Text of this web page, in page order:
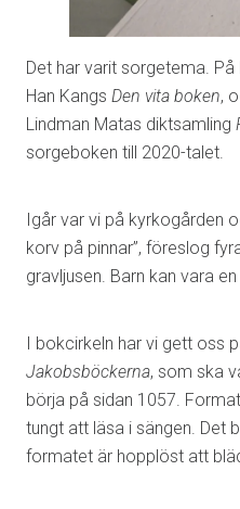
Det har varit sorgetema.
Han Kangs Den vita boken,
Lindman Matas diktsamling
sorgeboken till 2020-talet.
Igår var vi på kyrkogården
korv på pinnar”, föreslog
gravljusen. Barn kan vara
I bokcirkeln har vi gett oss
Jakobsböckerna, som ska
börja på sidan 1057.
tungt att läsa i sängen. Det
formatet är hopplöst att